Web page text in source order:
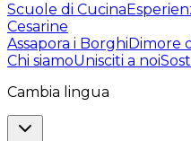
Scuole di Cucina
Cesarine
Assapora i BorghiDimore
Chi siamoUnisciti a noi
Cambia lingua